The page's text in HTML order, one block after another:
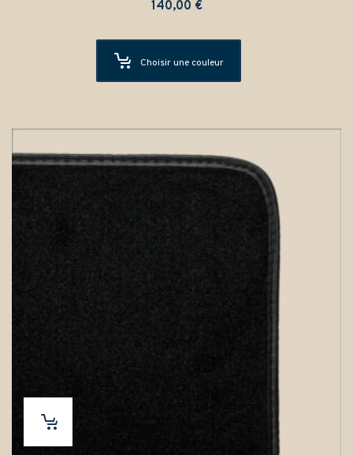
140,00 €
Choisir une couleur